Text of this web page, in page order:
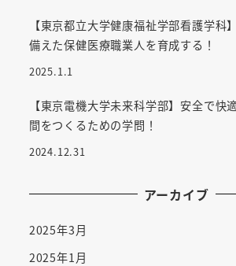
【東京都立大学健康福祉学部看護学科
備えた保健医療職業人を育成する！
2025.1.1
【東京電機大学未来科学部】安全で快
間をつくるための学問！
2024.12.31
アーカイブ
2025年3月
2025年1月